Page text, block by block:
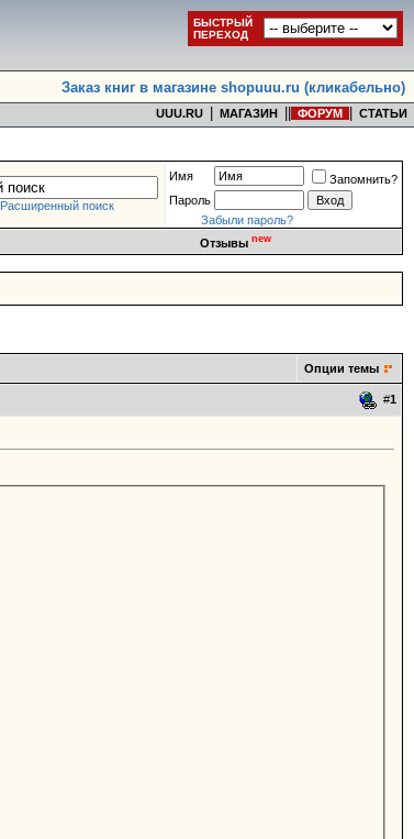
БЫСТРЫЙ
ПЕРЕХОД
Заказ книг в магазине shopuuu.ru (кликабельно)
UUU.RU МАГАЗИН ФОРУМ СТАТЬИ
Расширенный поиск
Имя
Запомнить?
Пароль
Забыли пароль?
Отзывы new
Опции темы
#1